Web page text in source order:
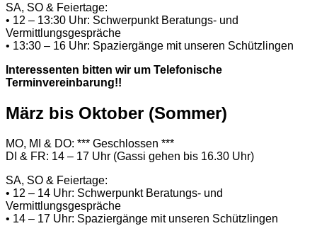
SA, SO & Feiertage:
• 12 – 13:30 Uhr: Schwerpunkt Beratungs- und
Vermittlungsgespräche
• 13:30 – 16 Uhr: Spaziergänge mit unseren Schützlingen
Interessenten bitten wir um Telefonische
Terminvereinbarung!!
März bis Oktober (Sommer)
MO, MI & DO: *** Geschlossen ***
DI & FR: 14 – 17 Uhr (Gassi gehen bis 16.30 Uhr)
SA, SO & Feiertage:
• 12 – 14 Uhr: Schwerpunkt Beratungs- und
Vermittlungsgespräche
• 14 – 17 Uhr: Spaziergänge mit unseren Schützlingen